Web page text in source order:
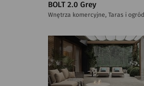
BOLT 2.0 Grey
Wnętrza komercyjne, Taras i ogród